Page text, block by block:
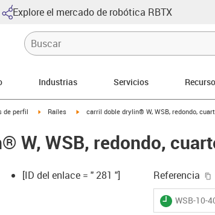
Explore el mercado de robótica RBTX
Industrias Servicios
right
de perfil igus-icon-arrow-right
Raíles igus-icon-arrow-right
carril doble drylin® W, WSB, redondo,
W, WSB, redondo,
[ID del enlace = " 281 "] Referencia
igus-icon-
WSB-10-